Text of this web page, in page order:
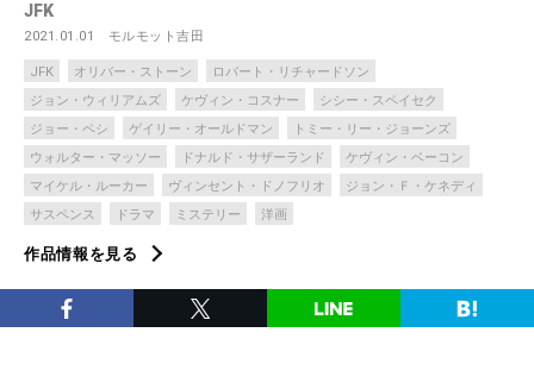
JFK
2021.01.01 モルモット吉田
JFK オリバー・ストーン
ロバート・リチャードソン
ジョン・ウィリアムズ
ケヴィン・コスナー
シシー・スペイセク
ジョー・ペシ
ゲイリー・オールドマン
トミー・リー・ジョーンズ
ウォルター・マッソー
ドナルド・サザーランド
ケヴィン・ベーコン
マイケル・ルーカー
ヴィンセント・ドノフリオ
ジョン・Ｆ・ケネディ
サスペンス
ドラマ ミステリー 洋画
作品情報を見る